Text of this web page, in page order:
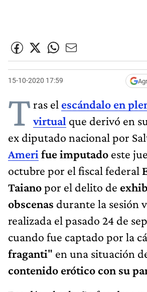
15-10-2020 17:59
Tras el escándalo en
virtual que derivó en
ex diputado nacional por
Ameri fue imputado este
octubre por el fiscal federal
Taianopor el delito de
obscenas durante la sesión
realizada el pasado 24 de
cuando fue captado por la
fraganti" en una situación
contenido erótico con su